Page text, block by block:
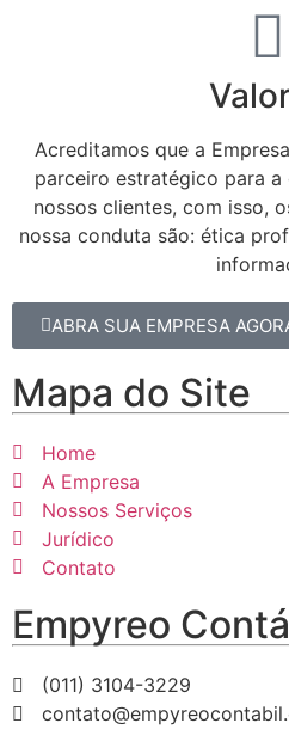
Acreditamos que a
parceiro estratégico para
nossos clientes, com isso,
nossa conduta são: ética
ABRA SUA EMPRESA
Mapa do Site
Home
A Empresa
Nossos Serviços
Jurídico
Contato
Empyreo
(011) 3104-3229